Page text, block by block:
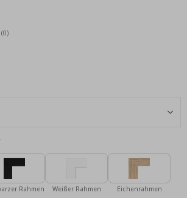
Bewertung:
(abgegebene bewertungen:
0)
Rahmen Weißer Rahmen Eichenrahmen